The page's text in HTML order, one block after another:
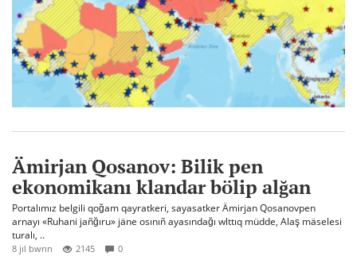
Ämirjan Qosanov: Bilik pen
ekonomikanı klandar bölip alğan
Portalımız belgili qoğam qayratkeri, sayasatker Ämirjan Qosanovpen
arnayı «Ruhani jañğıru» jäne osınıñ ayasındağı wlttıq müdde, Alaş mäselesi
turalı, ..
8 jıl bwrın 2145 0